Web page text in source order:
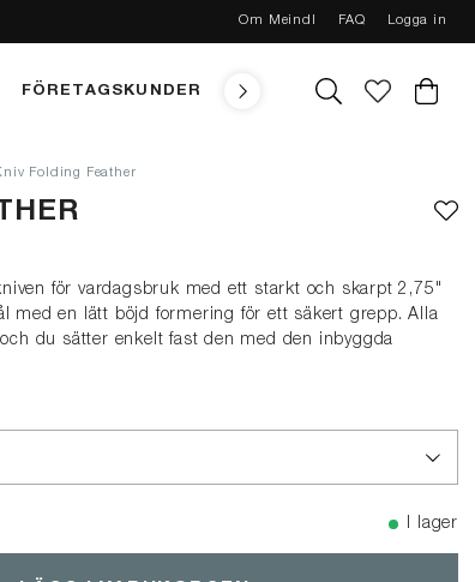
Om Meindl FAQ Logga in
FÖRETAGSKUNDER TEKNIK MEINDL
Folding Feather
för vardagsbruk med ett starkt och skarpt 2,75"
med en lätt böjd formering för ett säkert grepp. Alla
du sätter enkelt fast den med den inbyggda
I lager